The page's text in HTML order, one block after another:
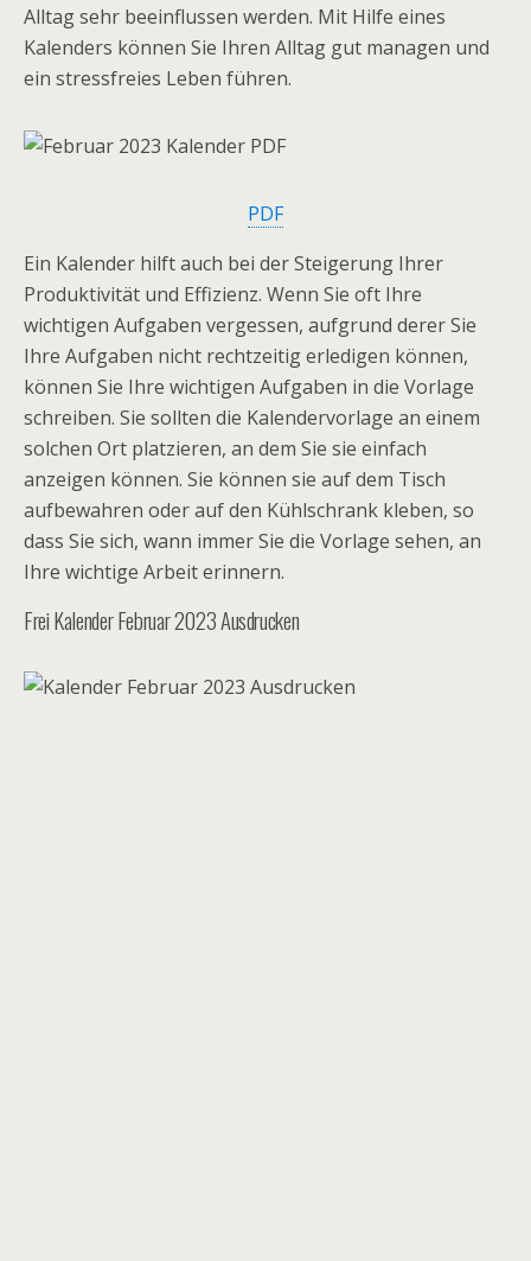
Alltag sehr beeinflussen werden. Mit Hilfe eines
Kalenders können Sie Ihren Alltag gut managen und
ein stressfreies Leben führen.
PDF
Ein Kalender hilft auch bei der Steigerung Ihrer
Produktivität und Effizienz. Wenn Sie oft Ihre
wichtigen Aufgaben vergessen, aufgrund derer Sie
Ihre Aufgaben nicht rechtzeitig erledigen können,
können Sie Ihre wichtigen Aufgaben in die Vorlage
schreiben. Sie sollten die Kalendervorlage an einem
solchen Ort platzieren, an dem Sie sie einfach
anzeigen können. Sie können sie auf dem Tisch
aufbewahren oder auf den Kühlschrank kleben, so
dass Sie sich, wann immer Sie die Vorlage sehen, an
Ihre wichtige Arbeit erinnern.
Frei Kalender Februar 2023 Ausdrucken